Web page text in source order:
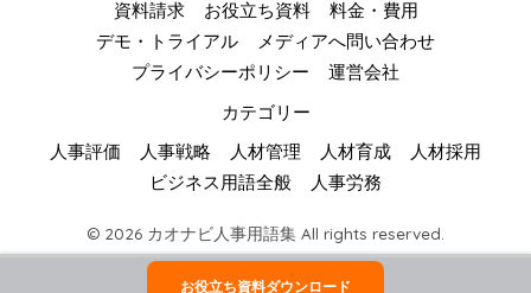
資料請求 お役立ち資料
料金・費用
デモ・トライアル
メディアへ問い合わせ
プライバシーポリシー
運営会社
カテゴリー
人事評価 人事戦略 人材管理 人材育成
人材採用
ビジネス用語全般
人事労務
© 2026 カオナビ人事用語集 All rights reserved.
お役立ち資料ダウンロード